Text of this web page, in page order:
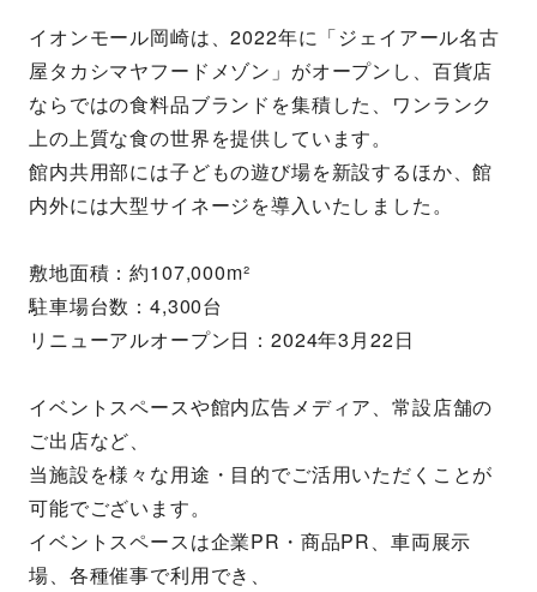
イオンモール岡崎は、2022年に「ジェイアール名古
屋タカシマヤフードメゾン」がオープンし、百貨店
ならではの食料品ブランドを集積した、ワンランク
上の上質な食の世界を提供しています。
館内共用部には子どもの遊び場を新設するほか、館
内外には大型サイネージを導入いたしました。
敷地面積：約107,000m²
駐車場台数：4,300台
リニューアルオープン日：2024年3月22日
イベントスペースや館内広告メディア、常設店舗の
ご出店など、
当施設を様々な用途・目的でご活用いただくことが
可能でございます。
イベントスペースは企業PR・商品PR、車両展示
場、各種催事で利用でき、